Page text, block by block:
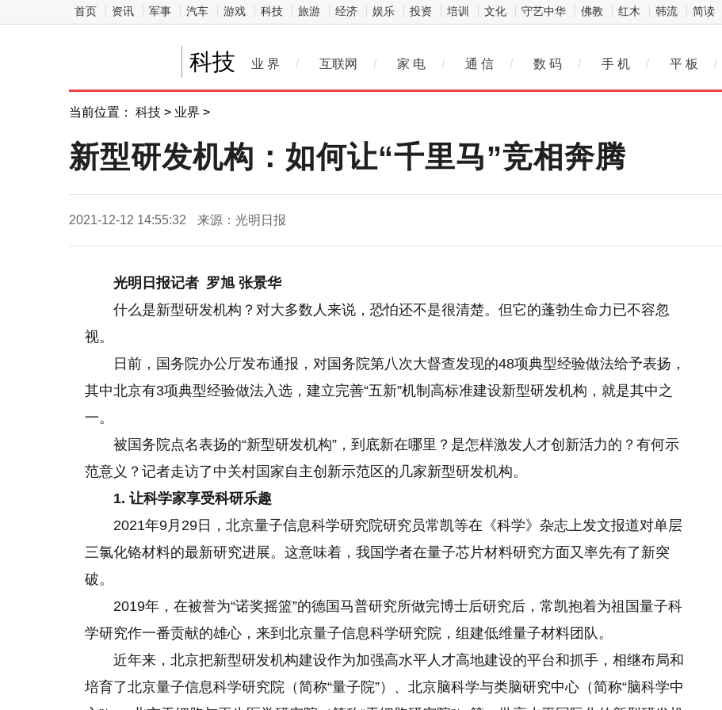
首页 资讯 军事 汽车 游戏 科技 旅游 经济 娱乐 投资 培训 文化 守艺中华 佛教 红木 韩流 简读
科技 业 界 / 互联网 / 家 电 / 通 信 / 数 码 / 手 机 / 平 板 /
当前位置： 科技 > 业界 >
新型研发机构：如何让“千里马”竞相奔腾
2021-12-12 14:55:32 来源：光明日报
光明日报记者 罗旭 张景华
什么是新型研发机构？对大多数人来说，恐怕还不是很清楚。但它的蓬勃生命力已不容忽
视。
日前，国务院办公厅发布通报，对国务院第八次大督查发现的48项典型经验做法给予表扬，
其中北京有3项典型经验做法入选，建立完善“五新”机制高标准建设新型研发机构，就是其中之
一。
被国务院点名表扬的“新型研发机构”，到底新在哪里？是怎样激发人才创新活力的？有何示
范意义？记者走访了中关村国家自主创新示范区的几家新型研发机构。
1. 让科学家享受科研乐趣
2021年9月29日，北京量子信息科学研究院研究员常凯等在《科学》杂志上发文报道对单层
三氯化铬材料的最新研究进展。这意味着，我国学者在量子芯片材料研究方面又率先有了新突
破。
2019年，在被誉为“诺奖摇篮”的德国马普研究所做完博士后研究后，常凯抱着为祖国量子科
学研究作一番贡献的雄心，来到北京量子信息科学研究院，组建低维量子材料团队。
近年来，北京把新型研发机构建设作为加强高水平人才高地建设的平台和抓手，相继布局和
培育了北京量子信息科学研究院（简称“量子院”）、北京脑科学与类脑研究中心（简称“脑科学中